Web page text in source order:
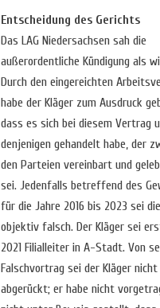
Entscheidung des Gerichts
Das LAG Niedersachsen sah die
außerordentliche Kündigung als
Durch den eingereichten
habe der Kläger zum Ausdruck
dass es sich bei diesem Vertrag
denjenigen gehandelt habe, der
den Parteien vereinbart und
sei. Jedenfalls betreffend des
für die Jahre 2016 bis 2023 sei
objektiv falsch. Der Kläger sei
2021 Filialleiter in A-Stadt. Von
Falschvortrag sei der Kläger nicht
abgerückt; er habe nicht